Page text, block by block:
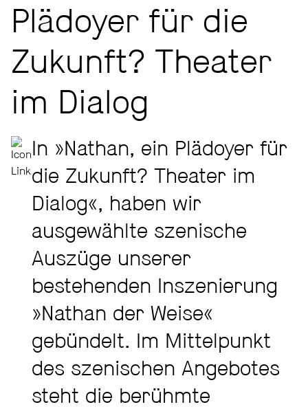
Plädoyer für die
Zukunft? Theater
im Dialog
In »Nathan, ein Plädoyer für
die Zukunft? Theater im
Dialog«, haben wir
ausgewählte szenische
Auszüge unserer
bestehenden Inszenierung
»Nathan der Weise«
gebündelt. Im Mittelpunkt
des szenischen Angebotes
steht die berühmte